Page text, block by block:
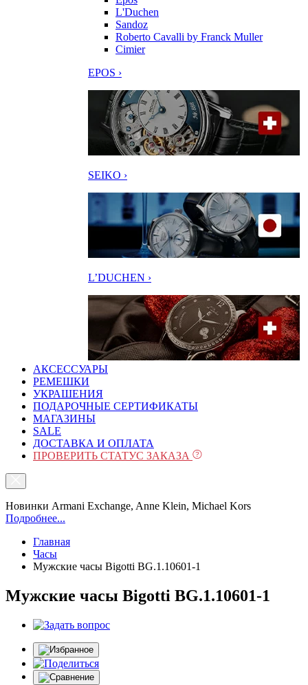
L'Duchen
Sandoz
Roberto Cavalli by Franck Muller
Cimier
EPOS ›
SEIKO ›
L’DUCHEN ›
АКСЕССУАРЫ
РЕМЕШКИ
УКРАШЕНИЯ
ПОДАРОЧНЫЕ СЕРТИФИКАТЫ
МАГАЗИНЫ
SALE
ДОСТАВКА И ОПЛАТА
ПРОВЕРИТЬ СТАТУС ЗАКАЗА
Новинки Armani Exchange, Anne Klein, Michael Kors
Подробнее...
Главная
Часы
Мужские часы Bigotti BG.1.10601-1
Мужские часы Bigotti BG.1.10601-1